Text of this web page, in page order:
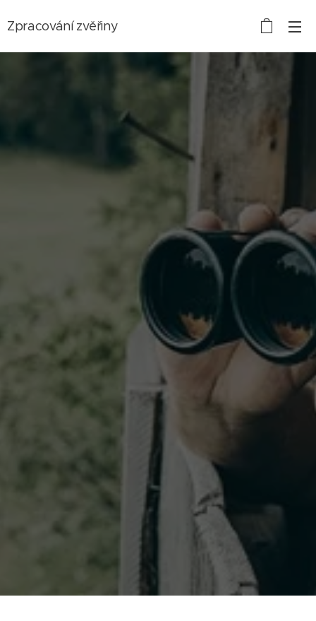
Zpracování zvěřiny